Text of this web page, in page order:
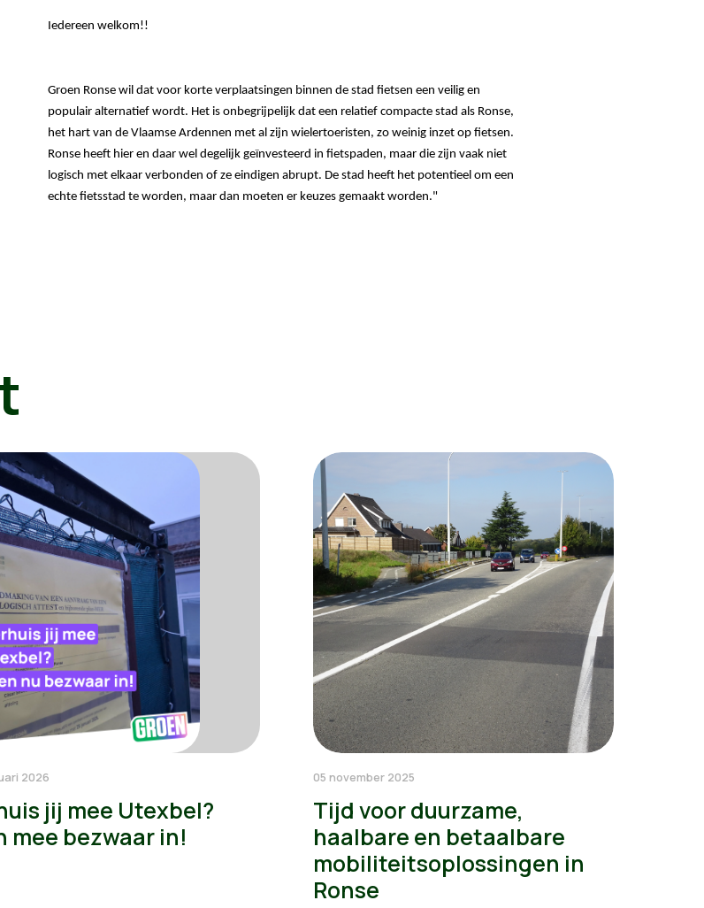
Iedereen welkom!!
Groen Ronse wil dat voor korte verplaatsingen binnen de stad fietsen een veilig en
populair alternatief wordt. Het is onbegrijpelijk dat een relatief compacte stad als Ronse,
Ronse heeft hier en daar wel degelijk geïnvesteerd in fietspaden, maar die zijn vaak niet
logisch met elkaar verbonden of ze eindigen abrupt. De stad heeft het potentieel om een
echte fietsstad te worden, maar dan moeten er keuzes gemaakt worden."
2026
jij mee Utexbel?
mee bezwaar in!
05 november 2025
Tijd voor duurzame,
haalbare en betaalbare
mobiliteitsoplossingen in
Ronse